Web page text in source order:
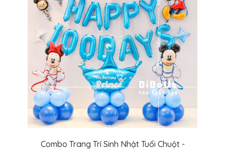
Combo Trang Trí Sinh Nhật Tuổi Chuột -